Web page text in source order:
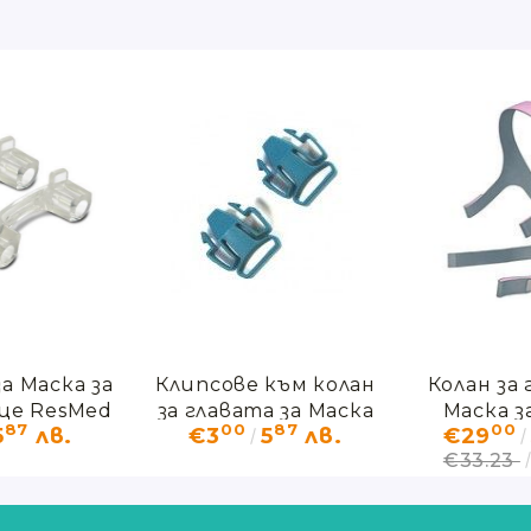
Маска за
ResMed
FX
87 лв.
Клипсове към колан
за главата за Маска
за цялото лице
€300 587 лв.
Колан за
Маска
лице
FX -
€2900
€33.23